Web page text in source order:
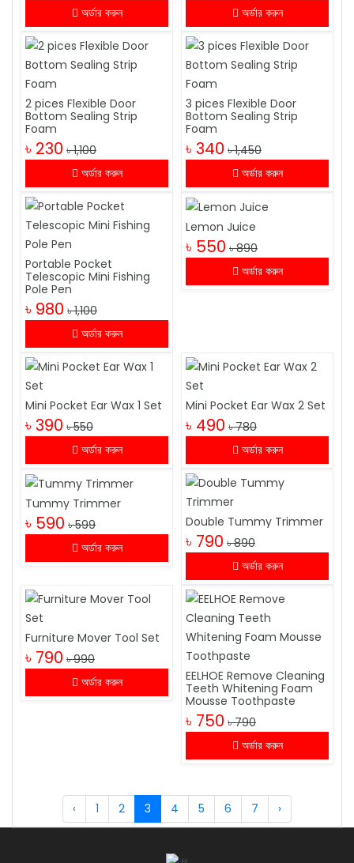
অর্ডার করুন
অর্ডার করুন
2 pices Flexible Door
Bottom Sealing Strip
Foam
৳ 230 ৳ 1,100
অর্ডার করুন
3 pices Flexible Door
Bottom Sealing Strip
Foam
৳ 340 ৳ 1,450
অর্ডার করুন
Portable Pocket
Telescopic Mini Fishing
Pole Pen
৳ 980 ৳ 1,100
অর্ডার করুন
Lemon Juice
৳ 550 ৳ 890
অর্ডার করুন
Mini Pocket Ear Wax 1 Set
৳ 390 ৳ 550
অর্ডার করুন
Mini Pocket Ear Wax 2 Set
৳ 490 ৳ 780
অর্ডার করুন
Tummy Trimmer
৳ 590 ৳ 599
অর্ডার করুন
Double Tummy Trimmer
৳ 790 ৳ 890
অর্ডার করুন
Furniture Mover Tool Set
৳ 790 ৳ 990
অর্ডার করুন
EELHOE Remove Cleaning
Teeth Whitening Foam
Mousse Toothpaste
৳ 750 ৳ 790
অর্ডার করুন
‹ 1 2 3 4 5 6 7 ›